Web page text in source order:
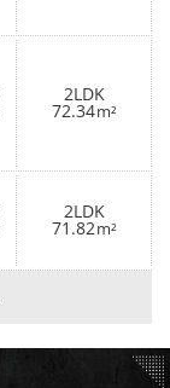
2LDK
72.34m²
2LDK
71.82m²